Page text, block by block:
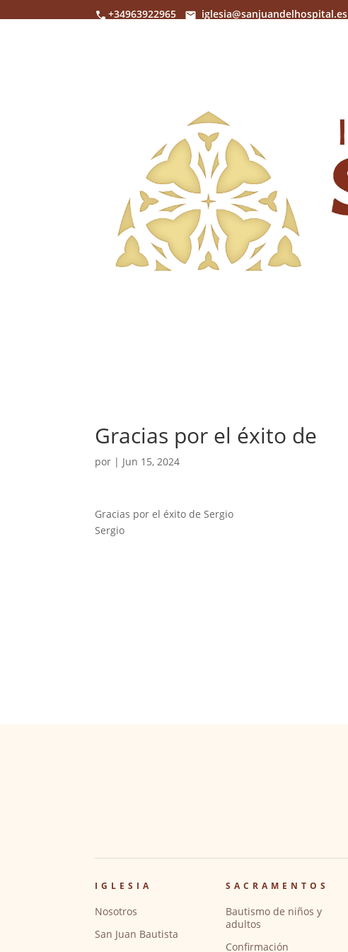
+34963922965 iglesia@sanjuandelhospital.es
Gracias por el éxito de
por | Jun 15, 2024
Gracias por el éxito de Sergio
Sergio
IGLESIA
Nosotros
San Juan Bautista
SACRAMENTOS
Bautismo de niños y
adultos
Confirmación